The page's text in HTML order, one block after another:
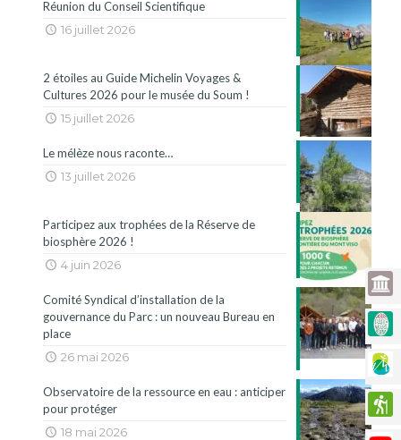
Réunion du Conseil Scientifique
16 juillet 2026
2 étoiles au Guide Michelin Voyages &
Cultures 2026 pour le musée du Soum !
15 juillet 2026
Le mélèze nous raconte…
13 juillet 2026
Participez aux trophées de la Réserve de
biosphère 2026 !
4 juin 2026
Comité Syndical d’installation de la
gouvernance du Parc : un nouveau Bureau en
place
26 mai 2026
Observatoire de la ressource en eau : anticiper
pour protéger
18 mai 2026